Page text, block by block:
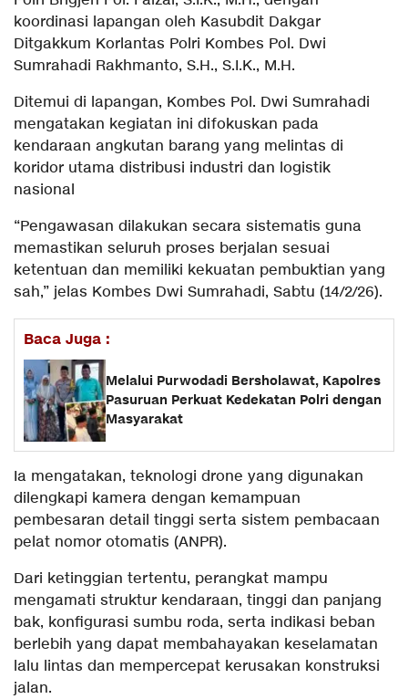
koordinasi lapangan oleh Kasubdit Dakgar
Ditgakkum Korlantas Polri Kombes Pol. Dwi
Sumrahadi Rakhmanto, S.H., S.I.K., M.H.
Ditemui di lapangan, Kombes Pol. Dwi Sumrahadi
mengatakan kegiatan ini difokuskan pada
kendaraan angkutan barang yang melintas di
koridor utama distribusi industri dan logistik
nasional
“Pengawasan dilakukan secara sistematis guna
memastikan seluruh proses berjalan sesuai
ketentuan dan memiliki kekuatan pembuktian yang
sah,” jelas Kombes Dwi Sumrahadi, Sabtu (14/2/26).
Baca Juga :
Melalui Purwodadi Bersholawat, Kapolres
Pasuruan Perkuat Kedekatan Polri dengan
Masyarakat
Ia mengatakan, teknologi drone yang digunakan
dilengkapi kamera dengan kemampuan
pembesaran detail tinggi serta sistem pembacaan
pelat nomor otomatis (ANPR).
Dari ketinggian tertentu, perangkat mampu
mengamati struktur kendaraan, tinggi dan panjang
bak, konfigurasi sumbu roda, serta indikasi beban
berlebih yang dapat membahayakan keselamatan
lalu lintas dan mempercepat kerusakan konstruksi
jalan.